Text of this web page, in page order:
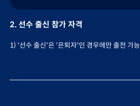
2. 선수 출신 참가 자격
1) '선수 출신'은 '은퇴자'인 경우에만 출전 가능